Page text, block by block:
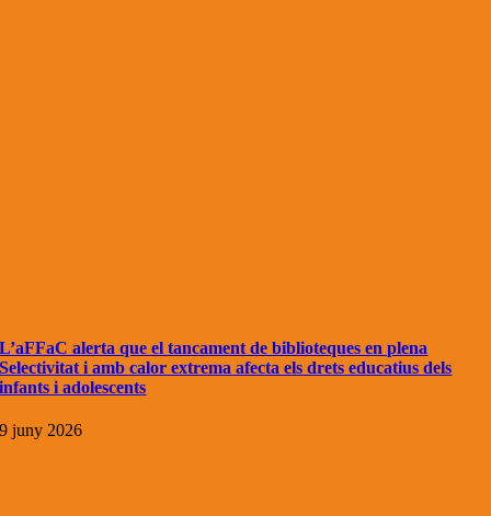
L’aFFaC alerta que el tancament de biblioteques en plena
Selectivitat i amb calor extrema afecta els drets educatius dels
infants i adolescents
9 juny 2026